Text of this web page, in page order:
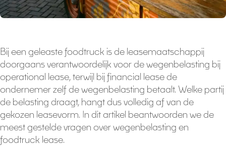
Bij een geleaste foodtruck is de leasemaatschappij
doorgaans verantwoordelijk voor de wegenbelasting bij
operational lease, terwijl bij financial lease de
ondernemer zelf de wegenbelasting betaalt. Welke partij
de belasting draagt, hangt dus volledig af van de
gekozen leasevorm. In dit artikel beantwoorden we de
meest gestelde vragen over wegenbelasting en
foodtruck lease.